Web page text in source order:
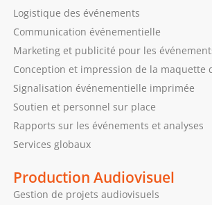
Logistique des événements
Communication événementielle
Marketing et publicité pour les
Conception et impression de la maquette
Signalisation événementielle imprimée
Soutien et personnel sur place
Rapports sur les événements et analyses
Services globaux
Production Audiovisuel
Gestion de projets audiovisuels